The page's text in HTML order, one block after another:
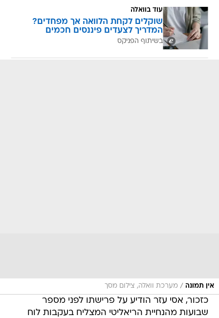
עוד בוואלה
שוקלים לקחת הלוואה אך מפחדים?
המדריך לצעדים פיננסים חכמים
בשיתוף הפניקס
אין תמונה / מערכת וואלה, צילום מסך
כזכור, אסי עזר הודיע על פרישתו לפני מספר
שבועות מהנחיית הריאליטי המצליח בעקבות לוח